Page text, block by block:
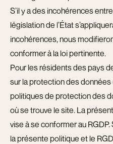
S’il y a des incohérences
législation de l’État
incohérences, nous
conformer à la loi pertinente.
Pour les résidents des pays
sur la protection des
politiques de protection des
où se trouve le site. La
vise à se conformer au
la présente politique et le